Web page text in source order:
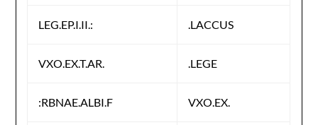
LEG.EP.I.II.: .LACCUS
VXO.EX.T.AR. .LEGE
:RBNAE.ALBI.F VXO.EX.